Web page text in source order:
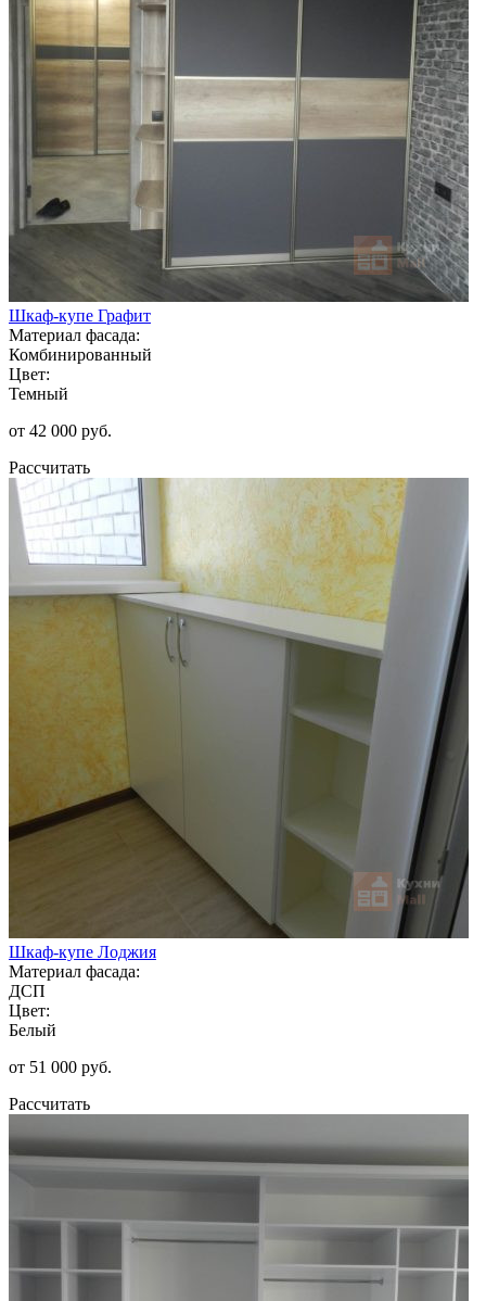
Шкаф-купе Графит
Материал фасада:
Комбинированный
Цвет:
Темный
от 42 000 руб.
Рассчитать
Шкаф-купе Лоджия
Материал фасада:
ДСП
Цвет:
Белый
от 51 000 руб.
Рассчитать